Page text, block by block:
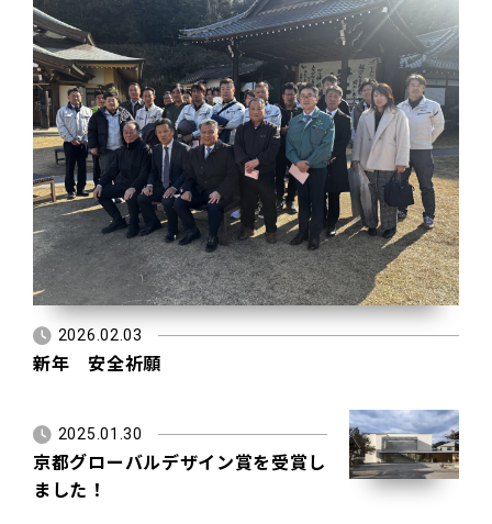
2026.02.03
新年 安全祈願
2025.01.30
京都グローバルデザイン賞を受賞し
ました！